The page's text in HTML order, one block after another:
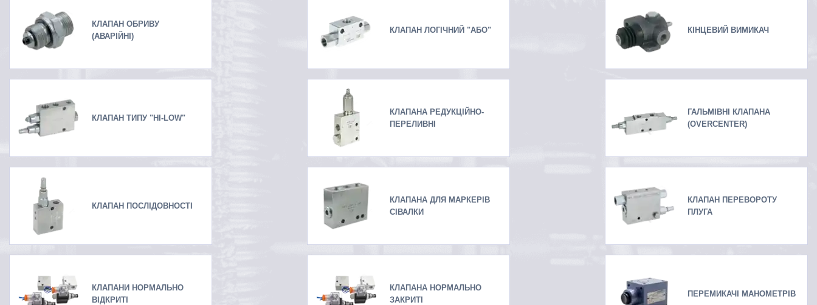
КЛАПАН ОБРИВУ
(АВАРІЙНІ)
КЛАПАН ЛОГІЧНИЙ "АБО" КІНЦЕВИЙ ВИМИКАЧ
КЛАПАН ТИПУ "HI-LOW"
КЛАПАНА РЕДУКЦІЙНО-
ПЕРЕЛИВНІ
ГАЛЬМІВНІ КЛАПАНА
(OVERCENTER)
КЛАПАН ПОСЛІДОВНОСТІ
КЛАПАНА ДЛЯ МАРКЕРІВ
СІВАЛКИ
КЛАПАН ПЕРЕВОРОТУ
ПЛУГА
КЛАПАНИ НОРМАЛЬНО
ВІДКРИТІ
КЛАПАНА НОРМАЛЬНО
ЗАКРИТІ
ПЕРЕМИКАЧІ МАНОМЕТРІВ